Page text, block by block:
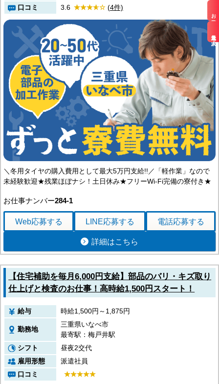
お仕事検索
最近見た求人
口コミ 3.6 (4件)
＼冬用タイヤの購入費用として最大5万円支給!!／「軽作業」なので
未経験歓迎★残業ほぼナシ！土日休み★フリーWi-Fi完備の寮付き★
お仕事ナンバー284-1
Web応募する LINE応募する 電話応募する
詳細はこちら
【住宅補助を毎月6,000円支給】部品のバリ・キズ取り
仕上げと検査のお仕事！高時給1,500円スタート！
給与 時給1,500円～1,875円
勤務地
三重県いなべ市
最寄駅：梅戸井駅
シフト
昼夜2交代
雇用形態
派遣社員
口コミ